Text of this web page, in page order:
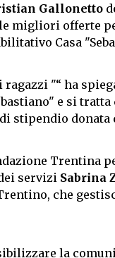
Gallonetto
migliori offerte
Casa
"“ ha
e si
stipendio donata
Trentina
servizi Sabrina
che
la